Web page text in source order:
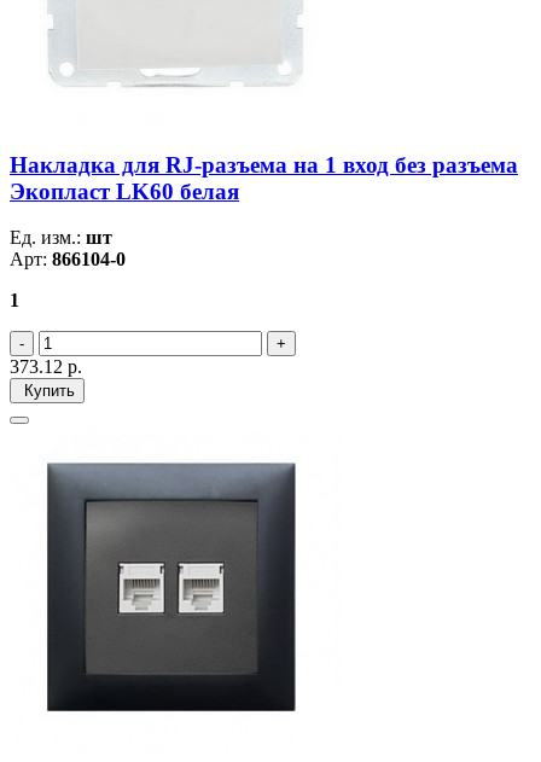
Накладка для RJ-разъема на 1 вход без разъема
Экопласт LK60 белая
Ед. изм.: шт
Арт: 866104-0
1
373.12 р.
Купить